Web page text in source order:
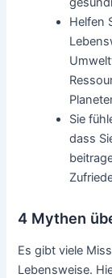
Helfen
Sie
dass
4 Mythen
Es gibt viele
Lebensweise.